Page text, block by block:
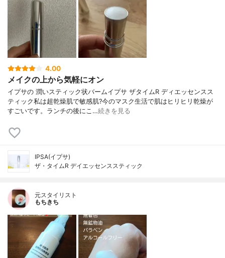
4.00
メイクの上から気軽にオン
イプサの 潤いスティック状バームイプサ ザタイムR ディエッセンスス
ティック私は超乾燥肌で敏感肌?今のマスク生活で肌はヒリヒリ乾燥が
すごいです。ランチの後にこ…続きを見る
IPSA(イプサ)
ザ・タイムR デイエッセンススティック
元スタイリスト
もちきち